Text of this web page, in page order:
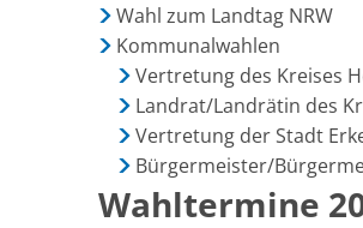
Wahl zum Landtag NRW
Kommunalwahlen
Vertretung des Kreises
Landrat/Landrätin des
Vertretung der Stadt
Bürgermeister/
Wahltermine